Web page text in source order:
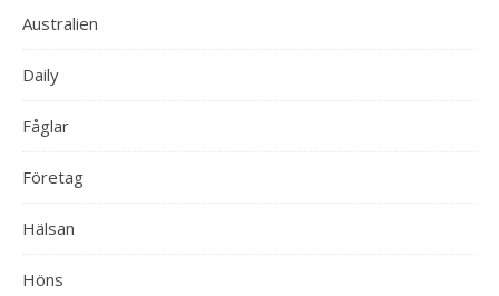
Australien
Daily
Fåglar
Företag
Hälsan
Höns